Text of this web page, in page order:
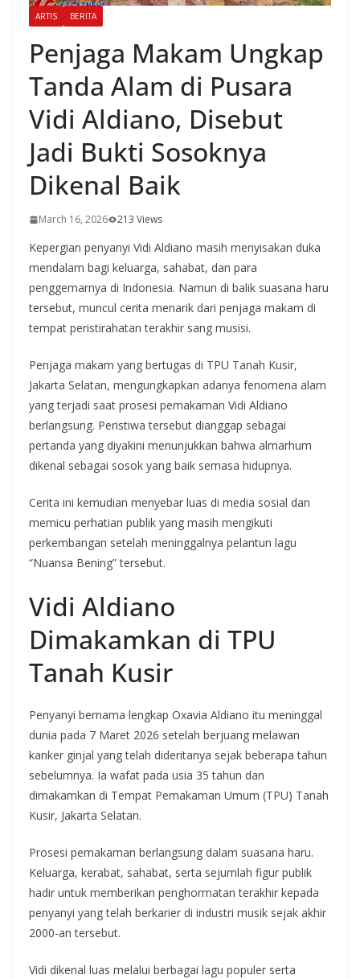
ARTIS BERITA
Penjaga Makam Ungkap
Tanda Alam di Pusara
Vidi Aldiano, Disebut
Jadi Bukti Sosoknya
Dikenal Baik
March 16, 2026 213 Views
Kepergian penyanyi Vidi Aldiano masih menyisakan duka
mendalam bagi keluarga, sahabat, dan para
penggemarnya di Indonesia. Namun di balik suasana haru
tersebut, muncul cerita menarik dari penjaga makam di
tempat peristirahatan terakhir sang musisi.
Penjaga makam yang bertugas di TPU Tanah Kusir,
Jakarta Selatan, mengungkapkan adanya fenomena alam
yang terjadi saat prosesi pemakaman Vidi Aldiano
berlangsung. Peristiwa tersebut dianggap sebagai
pertanda yang diyakini menunjukkan bahwa almarhum
dikenal sebagai sosok yang baik semasa hidupnya.
Cerita ini kemudian menyebar luas di media sosial dan
memicu perhatian publik yang masih mengikuti
perkembangan setelah meninggalnya pelantun lagu
“Nuansa Bening” tersebut.
Vidi Aldiano
Dimakamkan di TPU
Tanah Kusir
Penyanyi bernama lengkap Oxavia Aldiano itu meninggal
dunia pada 7 Maret 2026 setelah berjuang melawan
kanker ginjal yang telah dideritanya sejak beberapa tahun
sebelumnya. Ia wafat pada usia 35 tahun dan
dimakamkan di Tempat Pemakaman Umum (TPU) Tanah
Kusir, Jakarta Selatan.
Prosesi pemakaman berlangsung dalam suasana haru.
Keluarga, kerabat, sahabat, serta sejumlah figur publik
hadir untuk memberikan penghormatan terakhir kepada
penyanyi yang telah berkarier di industri musik sejak akhir
2000-an tersebut.
Vidi dikenal luas melalui berbagai lagu populer serta